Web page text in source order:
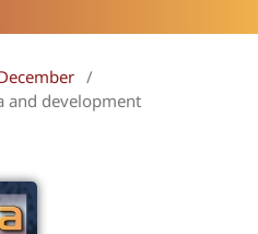
/
and development